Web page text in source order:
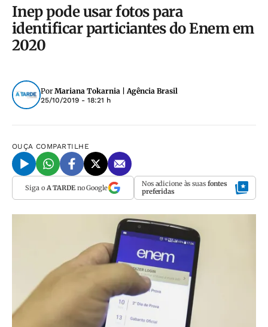
Inep pode usar fotos para
identificar particiantes do Enem em
2020
Por Mariana Tokarnia | Agência Brasil
25/10/2019 - 18:21 h
OUÇA COMPARTILHE
Siga o A TARDEno Google Nos adicione às suas fontes
preferidas